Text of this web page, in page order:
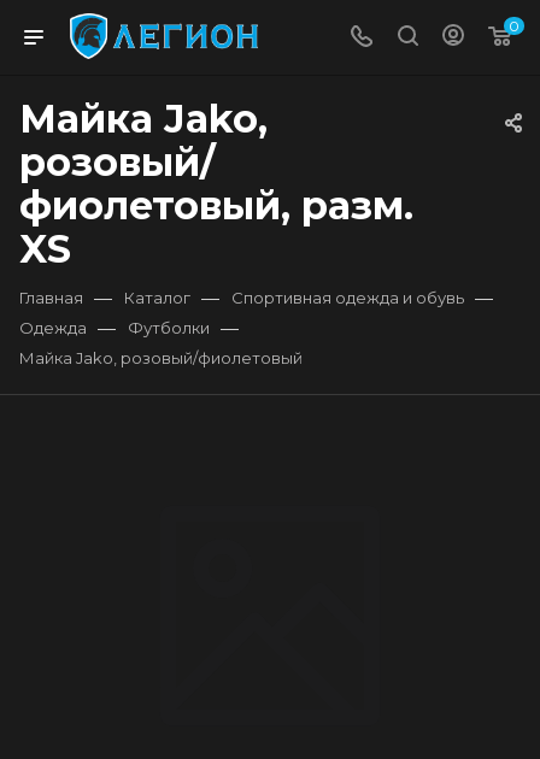
0
Майка Jako,
розовый/
фиолетовый, разм.
XS
Главная — Каталог — Спортивная одежда и обувь —
Одежда — Футболки —
Майка Jako, розовый/фиолетовый